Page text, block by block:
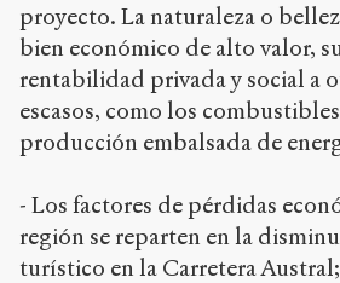
proyecto. La naturaleza o
bien económico de alto valor,
rentabilidad privada y social a
escasos, como los
producción embalsada de
- Los factores de pérdidas
región se reparten en la
turístico en la Carretera